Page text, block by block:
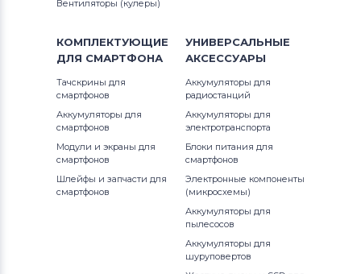
Вентиляторы (кулеры)
КОМПЛЕКТУЮЩИЕ
ДЛЯ СМАРТФОНА
Тачскрины для
смартфонов
Аккумуляторы для
смартфонов
Модули и экраны для
смартфонов
Шлейфы и запчасти для
смартфонов
УНИВЕРСАЛЬНЫЕ
АКСЕССУАРЫ
Аккумуляторы для
радиостанций
Аккумуляторы для
электротранспорта
Блоки питания для
смартфонов
Электронные компоненты
(микросхемы)
Аккумуляторы для
пылесосов
Аккумуляторы для
шуруповертов